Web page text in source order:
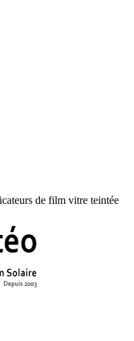
de film vitre teintée